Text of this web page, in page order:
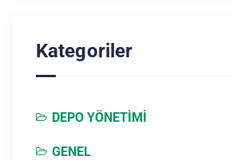
Kategoriler
DEPO YÖNETIMI
GENEL